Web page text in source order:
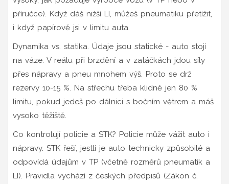
příručce). Když dáš nižší LI, můžeš pneumatiku přetížit,
i když papírově jsi v limitu auta.
Dynamika vs. statika. Údaje jsou statické - auto stojí
na váze. V reálu při brzdění a v zatáčkách jdou síly
přes nápravy a pneu mnohem výš. Proto se drž
rezervy 10-15 %. Na střechu třeba klidně jen 80 %
limitu, pokud jedeš po dálnici s bočním větrem a máš
vysoko těžiště.
Co kontrolují policie a STK? Policie může vážit auto i
nápravy. STK řeší, jestli je auto technicky způsobilé a
odpovídá údajům v TP (včetně rozměrů pneumatik a
LI). Pravidla vychází z českých předpisů (Zákon č.